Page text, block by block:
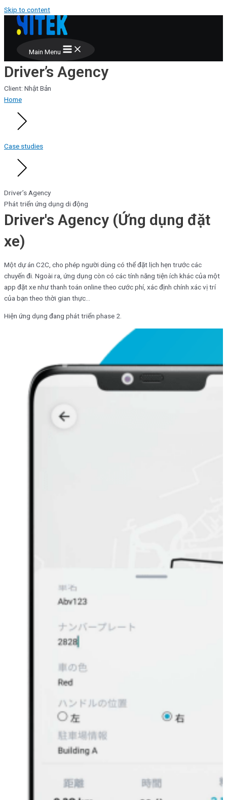
Skip to content
Main Menu
Driver’s Agency
Client: Nhật Bản
Home
Case studies
Driver’s Agency
Phát triển ứng dụng di động
Driver's Agency (Ứng dụng đặt
xe)
Một dự án C2C, cho phép người dùng có thể đặt lịch hẹn trước các
chuyến đi. Ngoài ra, ứng dụng còn có các tính năng tiện ích khác của một
app đặt xe như thanh toán online theo cước phí, xác định chính xác vị trí
của bạn theo thời gian thực…
Hiện ứng dụng đang phát triển phase 2.